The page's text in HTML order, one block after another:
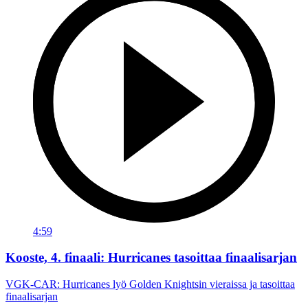
4:59
Kooste, 4. finaali: Hurricanes tasoittaa finaalisarjan
VGK-CAR: Hurricanes lyö Golden Knightsin vieraissa ja tasoittaa
finaalisarjan